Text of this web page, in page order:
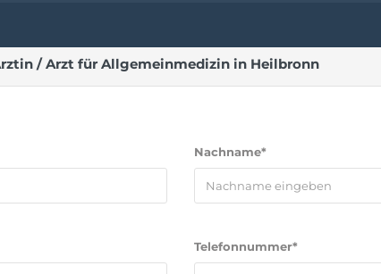
/ Arzt für Allgemeinmedizin in Heilbronn
Nachname*
Telefonnummer*